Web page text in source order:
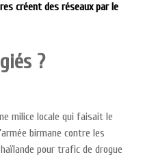
créent des réseaux par le
?
milice locale qui faisait le
birmane contre les
pour trafic de drogue